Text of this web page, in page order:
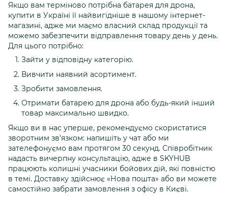
Якщо вам терміново потрібна батарея для дрона,
купити в Україні її найвигідніше в нашому інтернет-
магазині, адже ми маємо власний склад продукції та
можемо забезпечити відправлення товару день у день.
Для цього потрібно:
Зайти у відповідну категорію.
Вивчити наявний асортимент.
Зробити замовлення.
Отримати батарею для дрона або будь-який інший
товар максимально швидко.
Якщо ви в нас уперше, рекомендуємо скористатися
зворотним зв’язком: напишіть у чат або ми
зателефонуємо вам протягом 30 секунд. Співробітник
надасть вичерпну консультацію, адже в SKYHUB
працюють колишні учасники бойових дій, які повністю
в темі. Доставку здійснює «Нова пошта» або ви можете
самостійно забрати замовлення з офісу в Києві.